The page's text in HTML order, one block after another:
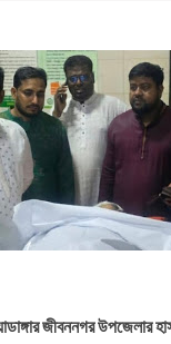
আয় ১৪৪০ কোটি, সরকারের কোষাগারে
‘গণহত্যা’ মামলায় লতিফ সিদ্দিকী
নির্বাচনে জামায়াত প্রার্থী দেবে কিনা, জানা
ফ্যামিলি কার্ডের তথ্য সংগ্রহকারী
অবরুদ্ধ
১০ বছরের মধ্যে সরকার গঠন করতে চায়
জীবননগর উপজেলার